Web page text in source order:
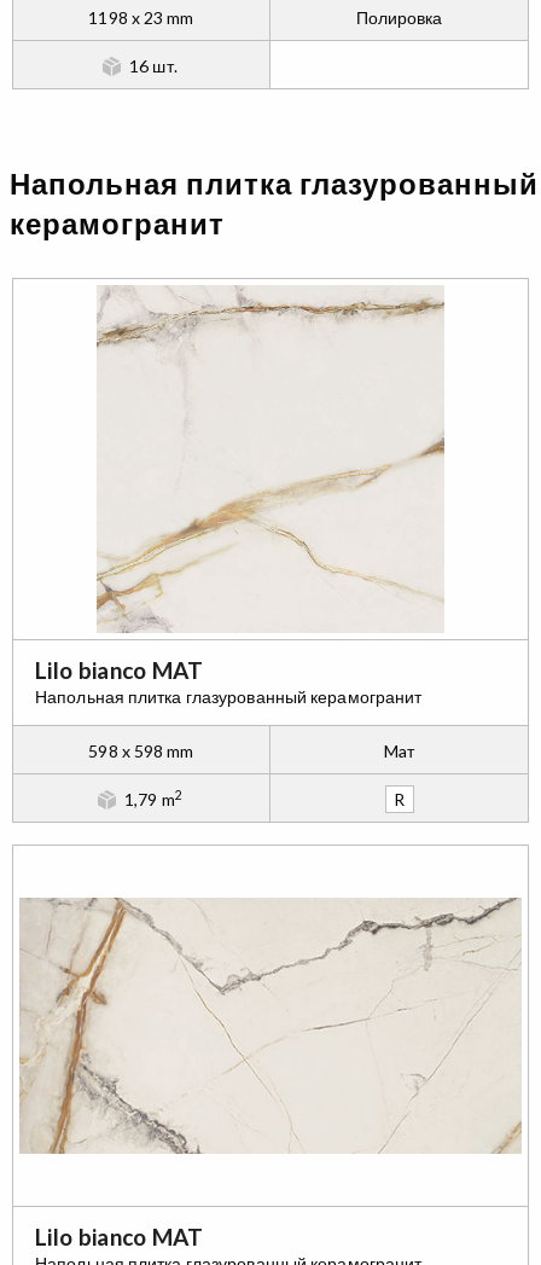
1198 x 23 mm Полировка
16 шт.
Напольная плитка глазурованный
керамогранит
Lilo bianco MAT
Напольная плитка глазурованный керамогранит
598 x 598 mm Maт
1,79 m2 R
Lilo bianco MAT